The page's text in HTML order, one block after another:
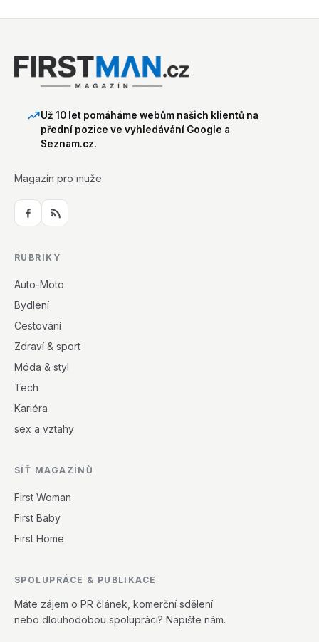
Už 10 let pomáháme webům našich klientů na
přední pozice ve vyhledávání Google a
Seznam.cz.
Magazín pro muže
RUBRIKY
Auto-Moto
Bydlení
Cestování
Zdraví & sport
Móda & styl
Tech
Kariéra
sex a vztahy
SÍŤ MAGAZÍNŮ
First Woman
First Baby
First Home
SPOLUPRÁCE & PUBLIKACE
Máte zájem o PR článek, komerční sdělení
nebo dlouhodobou spolupráci? Napište nám.